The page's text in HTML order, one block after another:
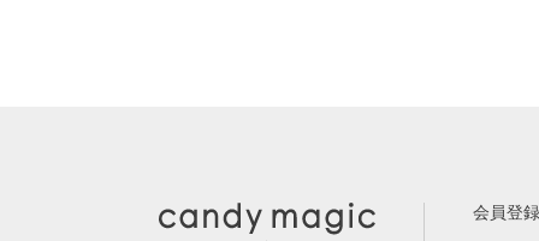
会員登